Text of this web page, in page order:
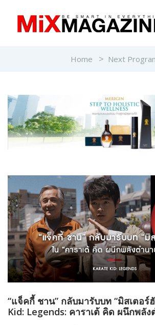
Home Next
“แจ็คกี้ ชาน” กลับมารับบท “มิสเตอร์
Kid: Legends: คาราเต้ คิด ผนึกพลั